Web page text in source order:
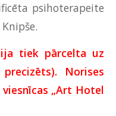
psihoterapeite
tiek pārcelta uz
Norises
„Art Hotel